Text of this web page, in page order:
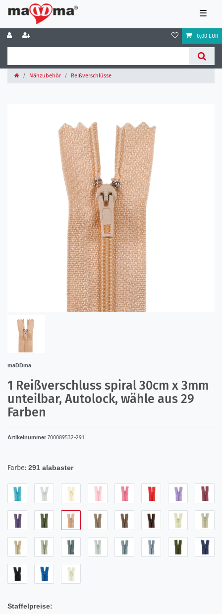
☰
0,00 EUR
Nähzubehör Reißverschlüsse
maDDma
1 Reißverschluss spiral 30cm x 3mm
unteilbar, Autolock, wähle aus 29
Farben
Artikelnummer 700089532-291
Farbe: 291 alabaster
Staffelpreise: